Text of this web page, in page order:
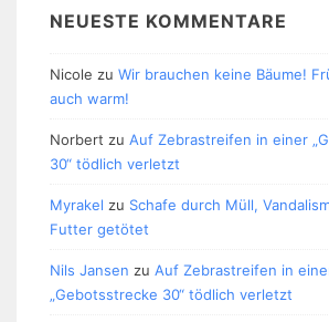
NEUESTE KOMMENTARE
Nicole zu Wir brauchen keine Bäume!
auch warm!
Norbert zu Auf Zebrastreifen in einer
30“ tödlich verletzt
Myrakel zu Schafe durch Müll,
Futter getötet
Nils Jansen zu Auf Zebrastreifen in
„Gebotsstrecke 30“ tödlich verletzt